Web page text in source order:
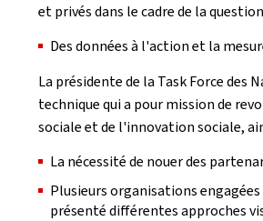
et privés dans le cadre de la
Des données à l'action et la
La présidente de la Task Force
technique qui a pour mission de
sociale et de l'innovation sociale,
La nécessité de nouer des
Plusieurs organisations
présenté différentes approches